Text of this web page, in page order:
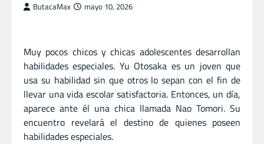
ButacaMax mayo 10, 2026
Muy pocos chicos y chicas adolescentes desarrollan
habilidades especiales. Yu Otosaka es un joven que
usa su habilidad sin que otros lo sepan con el fin de
llevar una vida escolar satisfactoria. Entonces, un día,
aparece ante él una chica llamada Nao Tomori. Su
encuentro revelará el destino de quienes poseen
habilidades especiales.